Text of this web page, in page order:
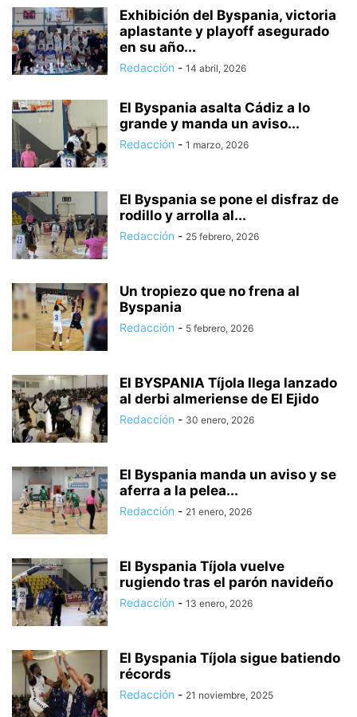
Exhibición del Byspania, victoria
aplastante y playoff asegurado
en su año...
Redacción - 14 abril, 2026
El Byspania asalta Cádiz a lo
grande y manda un aviso...
Redacción - 1 marzo, 2026
El Byspania se pone el disfraz de
rodillo y arrolla al...
Redacción - 25 febrero, 2026
Un tropiezo que no frena al
Byspania
Redacción - 5 febrero, 2026
El BYSPANIA Tíjola llega lanzado
al derbi almeriense de El Ejido
Redacción - 30 enero, 2026
El Byspania manda un aviso y se
aferra a la pelea...
Redacción - 21 enero, 2026
El Byspania Tíjola vuelve
rugiendo tras el parón navideño
Redacción - 13 enero, 2026
El Byspania Tíjola sigue batiendo
récords
Redacción - 21 noviembre, 2025